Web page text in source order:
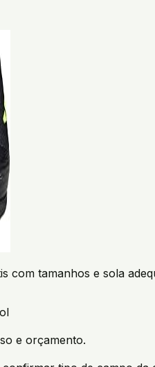
com tamanhos e sola
e orçamento.